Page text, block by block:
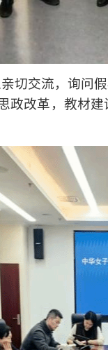
切交流，询问
政改革，教材